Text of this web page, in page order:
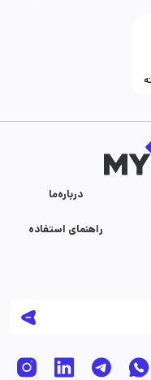
درباره‌ما
راهنمای استفاده